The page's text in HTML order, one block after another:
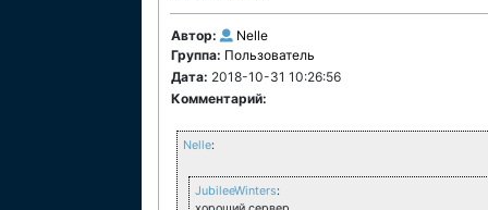
Автор:
Nelle
Группа: Пользователь
Дата: 2018-10-31 10:26:56
Комментарий:
Nelle:
JubileeWinters: